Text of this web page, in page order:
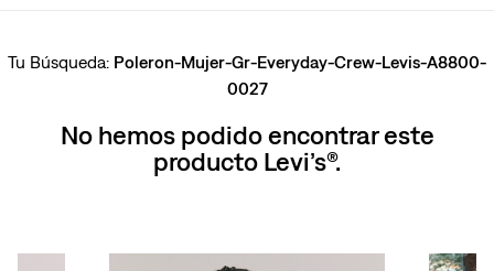
Poleron-Mujer-Gr-Everyday-Crew-Levis-A8800-
0027
No hemos podido encontrar este
producto Levi’s®.